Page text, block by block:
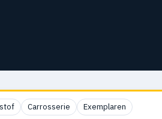
Carrosserie Exemplaren